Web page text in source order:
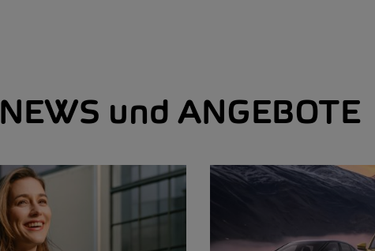
NEWS und ANGEBOTE